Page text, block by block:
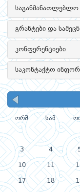
საგანმანათლებლო
გრანტები და
კონფერენციები
საკონტაქტო
ორშ სამ
3 4
10 11
17 18